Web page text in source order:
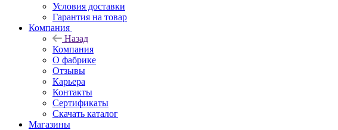
Условия доставки
Гарантия на товар
Компания
Назад
Компания
О фабрике
Отзывы
Карьера
Контакты
Сертификаты
Скачать каталог
Магазины